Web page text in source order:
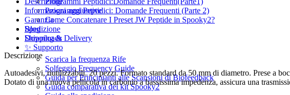
Programmi Peptidici: Domande Frequenti (Parte 2)
Come Concatenare I Preset JW Peptide in Spooky2?
Blog
Downloads
✨ Supporto
Scarica la frequenza Rife
Solfeggio Frequency Guide
Guida per Principianti alle Scansioni di Biofeedback
Guida comparativa dei kit Spooky2
Informazioni aggiuntive
Garanzia
Spedizione
Shipping & Delivery
Descrizione
Autoadesivi, riutilizzabili. 20 pezzi. Formato standard da 50 mm di diametro. Prese a
Dotato di una nuova pellicola in carbonio a bassissima impedenza, assicura una